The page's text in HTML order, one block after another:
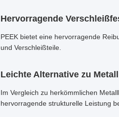
Hervorragende
PEEK bietet eine hervorragende
und Verschleißteile.
Leichte Alternative zu Metall
Im Vergleich zu herkömmlichen
hervorragende strukturelle Leistung